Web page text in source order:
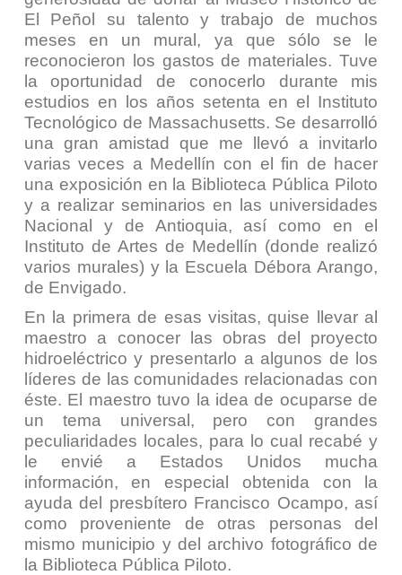
El Peñol su talento y trabajo de muchos
meses en un mural, ya que sólo se le
reconocieron los gastos de materiales. Tuve
la oportunidad de conocerlo durante mis
estudios en los años setenta en el Instituto
Tecnológico de Massachusetts. Se desarrolló
una gran amistad que me llevó a invitarlo
varias veces a Medellín con el fin de hacer
una exposición en la Biblioteca Pública Piloto
y a realizar seminarios en las universidades
Nacional y de Antioquia, así como en el
Instituto de Artes de Medellín (donde realizó
varios murales) y la Escuela Débora Arango,
de Envigado.
En la primera de esas visitas, quise llevar al
maestro a conocer las obras del proyecto
hidroeléctrico y presentarlo a algunos de los
líderes de las comunidades relacionadas con
éste. El maestro tuvo la idea de ocuparse de
un tema universal, pero con grandes
peculiaridades locales, para lo cual recabé y
le envié a Estados Unidos mucha
información, en especial obtenida con la
ayuda del presbítero Francisco Ocampo, así
como proveniente de otras personas del
mismo municipio y del archivo fotográfico de
la Biblioteca Pública Piloto.